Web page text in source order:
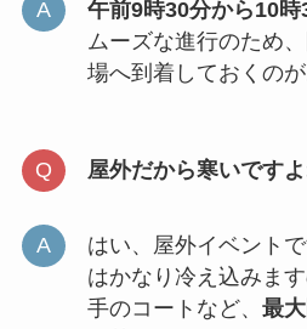
午前9時30分から10時
ムーズな進行のため
場へ到着しておくのが
屋外だから寒いですよ
はい、屋外イベント
はかなり冷え込みま
手のコートなど、 最